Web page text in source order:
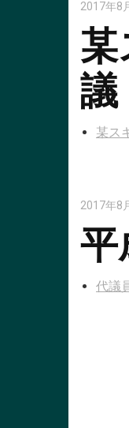
2017年8
議
某ス
2017年8
平
代議